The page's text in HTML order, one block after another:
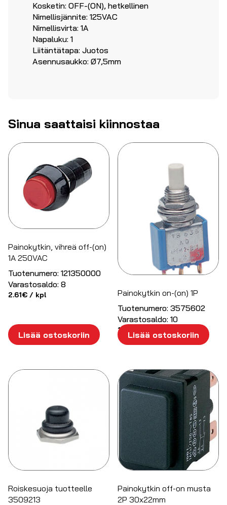
Kosketin: OFF-(ON), hetkellinen
Nimellisjännite: 125VAC
Nimellisvirta: 1A
Napaluku: 1
Liitäntätapa: Juotos
Asennusaukko: Ø7,5mm
Sinua saattaisi kiinnostaa
Painokytkin, vihreä off-(on)
1A 250VAC
Tuotenumero: 121350000
Varastosaldo: 8
2.61€ / kpl
Lisää ostoskoriin
Painokytkin on-(on) 1P
Tuotenumero: 3575602
Varastosaldo: 10
10.69Lisää ostoskoriin
Roiskesuoja tuotteelle
3509213
Painokytkin off-on musta
2P 30x22mm